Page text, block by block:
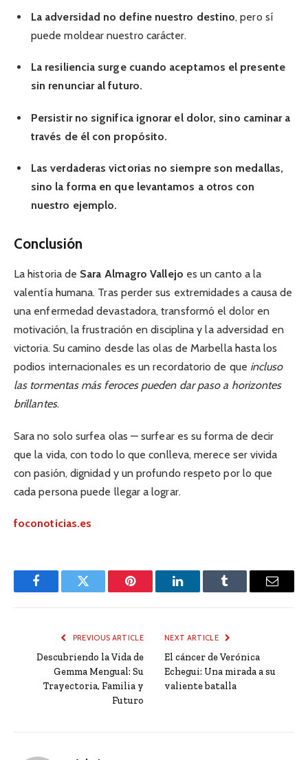
La adversidad no define nuestro destino, pero sí
puede moldear nuestro carácter.
La resiliencia surge cuando aceptamos el presente
sin renunciar al futuro.
Persistir no significa ignorar el dolor, sino caminar a
través de él con propósito.
Las verdaderas victorias no siempre son medallas,
sino la forma en que levantamos a otros con
nuestro ejemplo.
Conclusión
La historia de Sara Almagro Vallejo es un canto a la
valentía humana. Tras perder sus extremidades a causa de
una enfermedad devastadora, transformó el dolor en
motivación, la frustración en disciplina y la adversidad en
victoria. Su camino desde las olas de Marbella hasta los
podios internacionales es un recordatorio de que incluso
las tormentas más feroces pueden dar paso a horizontes
brillantes.
Sara no solo surfea olas — surfear es su forma de decir
que la vida, con todo lo que conlleva, merece ser vivida
con pasión, dignidad y un profundo respeto por lo que
cada persona puede llegar a lograr.
foconoticias.es
FacebookTwitter Pinterest LinkedInTumblr Email
PREVIOUS ARTICLE
Descubriendo la Vida de
Gemma Mengual: Su
Trayectoria, Familia y
Futuro
NEXT ARTICLE
El cáncer de Verónica
Echegui: Una mirada a su
valiente batalla